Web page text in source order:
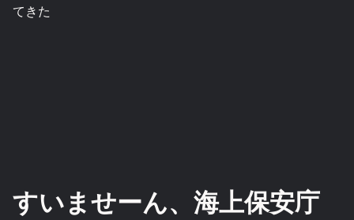
てきた
すいませーん、海上保安庁